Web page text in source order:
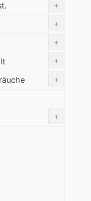
+
+
+
+
+
+